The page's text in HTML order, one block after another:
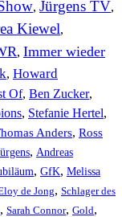
, Jürgens TV,
Kiewel,
, Immer wieder
, Howard
Of, Ben Zucker,
, Stefanie Hertel,
Anders, Ross
, Andreas
, GfK, Melissa
de Jong, Schlager des
, Sarah Connor, Gold,